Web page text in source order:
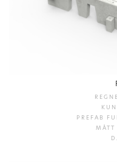
PREFAB
MÅTT